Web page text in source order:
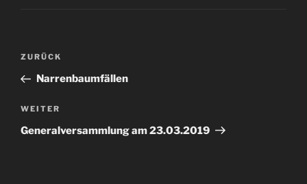
Beitragsnavigation
Vorheriger
Beitrag
ZURÜCK
Narrenbaumfällen
Nächster
Beitrag
WEITER
Generalversammlung am 23.03.2019